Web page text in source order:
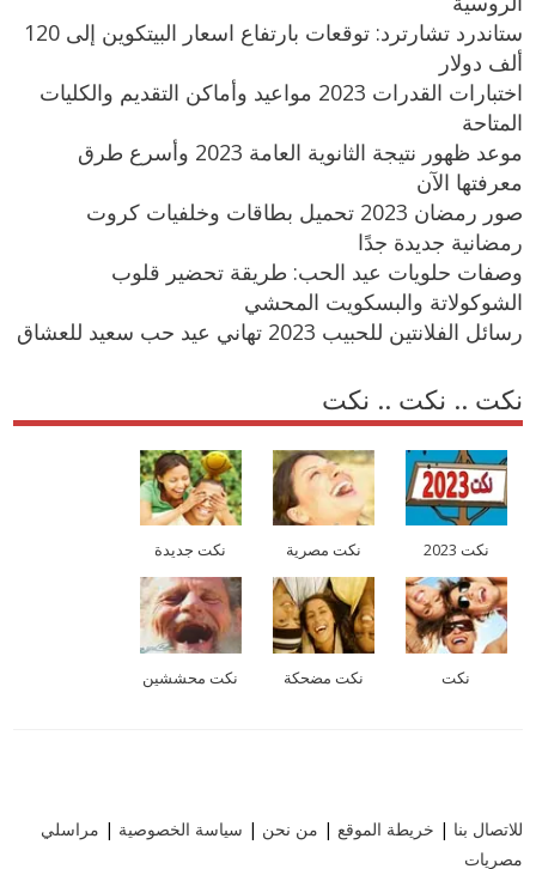
ستاندرد تشارترد: توقعات بارتفاع اسعار البيتكوين إلى 120
ألف دولار
اختبارات القدرات 2023 مواعيد وأماكن التقديم والكليات
المتاحة
موعد ظهور نتيجة الثانوية العامة 2023 وأسرع طرق
معرفتها الآن
صور رمضان 2023 تحميل بطاقات وخلفيات كروت
رمضانية جديدة جدًا
وصفات حلويات عيد الحب: طريقة تحضير قلوب
الشوكولاتة والبسكويت المحشي
رسائل الفلانتين للحبيب 2023 تهاني عيد حب سعيد للعشاق
نكت .. نكت .. نكت
نكت 2023 نكت مصرية نكت جديدة
نكت نكت مضحكة نكت محششين
للاتصال بنا | خريطة الموقع | من نحن | سياسة الخصوصية | مراسلي
مصريات